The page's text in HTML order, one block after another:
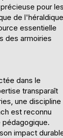
pour les
de l'héraldique
essentielle
des armoiries
dans le
transparaît
une discipline
est reconnu
pédagogique.
impact